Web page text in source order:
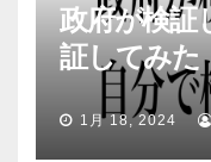
政府が検証
証してみた
1月 18, 2024